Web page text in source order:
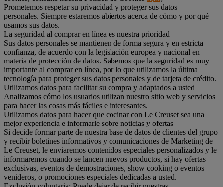
Prometemos respetar su privacidad y proteger sus datos
personales. Siempre estaremos abiertos acerca de cómo y por qué
usamos sus datos.
La seguridad al comprar en línea es nuestra prioridad
Sus datos personales se mantienen de forma segura y en estricta
confianza, de acuerdo con la legislación europea y nacional en
materia de protección de datos. Sabemos que la seguridad es muy
importante al comprar en línea, por lo que utilizamos la última
tecnología para proteger sus datos personales y de tarjeta de crédito.
Utilizamos datos para facilitar su compra y adaptados a usted
Analizamos cómo los usuarios utilizan nuestro sitio web y servicios
para hacer las cosas más fáciles e interesantes.
Utilizamos datos para hacer que cocinar con Le Creuset sea una
mejor experiencia e informarle sobre noticias y ofertas
Si decide formar parte de nuestra base de datos de clientes del grupo
y recibir boletines informativos y comunicaciones de Marketing de
Le Creuset, le enviaremos contenidos especiales personalizados y le
informaremos cuando se lancen nuevos productos, si hay ofertas
exclusivas, eventos de demostraciones, show cooking o eventos
venideros, o promociones especiales dedicadas a usted.